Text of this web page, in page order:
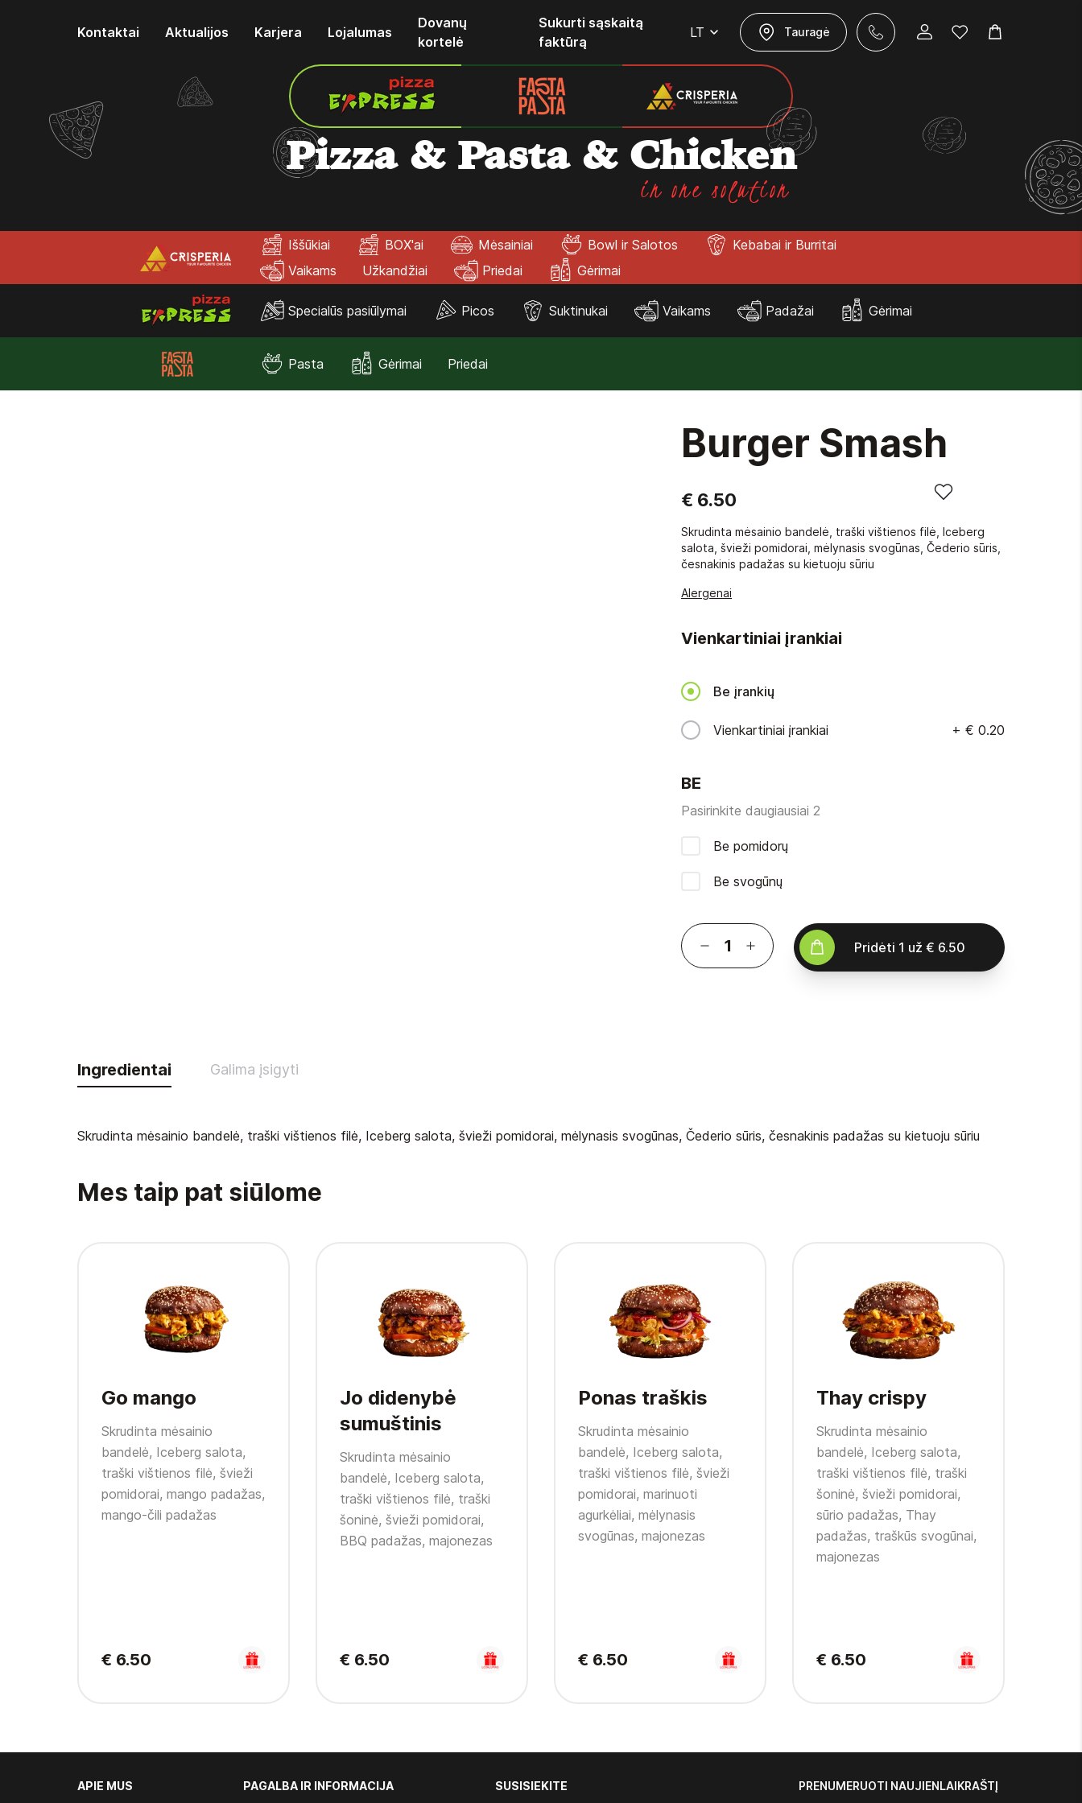
Kontaktai Aktualijos Karjera Lojalumas
Dovanų
kortelė
Sukurti sąskaitą
faktūrą
LT Tauragė
Pizza & Pasta & Chicken
in one solution
Iššūkiai BOX'ai Mėsainiai Bowl ir Salotos
Kebabai ir Burritai
Vaikams
Užkandžiai Priedai Gėrimai
Specialūs pasiūlymai Picos Suktinukai Vaikams Padažai Gėrimai
Pasta Gėrimai Priedai
Burger Smash
€ 6.50
Skrudinta mėsainio bandelė, traški vištienos filė, Iceberg
salota, švieži pomidorai, mėlynasis svogūnas, Čederio sūris,
česnakinis padažas su kietuoju sūriu
Alergenai
Vienkartiniai įrankiai
Be įrankių
Vienkartiniai įrankiai + € 0.20
BE
Pasirinkite daugiausiai 2
Be pomidorų
Be svogūnų
Pridėti 1 už € 6.50
Ingredientai Galima įsigyti
Skrudinta mėsainio bandelė, traški vištienos filė, Iceberg salota, švieži pomidorai, mėlynasis svogūnas, Čederio sūris, česnakinis padažas su kietuoju sūriu
Mes taip pat siūlome
Go mango
Skrudinta mėsainio
bandelė, Iceberg salota,
traški vištienos filė, švieži
pomidorai, mango padažas,
mango-čili padažas
€ 6.50
Jo didenybė
sumuštinis
Skrudinta mėsainio
bandelė, Iceberg salota,
traški vištienos filė, traški
šoninė, švieži pomidorai,
BBQ padažas, majonezas
€ 6.50
Ponas traškis
Skrudinta mėsainio
bandelė, Iceberg salota,
traški vištienos filė, švieži
pomidorai, marinuoti
agurkėliai, mėlynasis
svogūnas, majonezas
€ 6.50
Thay crispy
Skrudinta mėsainio
bandelė, Iceberg salota,
traški vištienos filė, traški
šoninė, švieži pomidorai,
sūrio padažas, Thay
padažas, traškūs svogūnai,
majonezas
€ 6.50
APIE MUS PAGALBA IR INFORMACIJA SUSISIEKITE PRENUMERUOTI NAUJIENLAIKRAŠTĮ